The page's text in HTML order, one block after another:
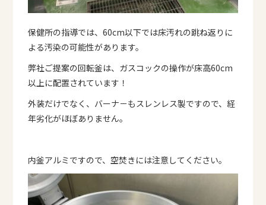
保健所の指導では、60cm以下では床汚れの跳ね返りに
よる汚染の可能性があります。
弊社ご提案の回転釜は、ガスコックの操作が床高60cm
以上に配置されています！
外装だけでなく、バーナ－もスレンレス製ですので、経
年劣化がほぼありません。
内釜アルミですので、空焚きには注意してください。